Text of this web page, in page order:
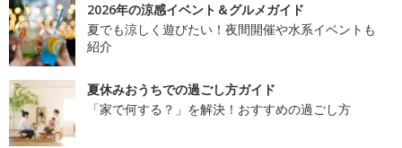
2026年の涼感イベント＆グルメガイド
夏でも涼しく遊びたい！夜間開催や水系イベントも
紹介
夏休みおうちでの過ごし方ガイド
「家で何する？」を解決！おすすめの過ごし方